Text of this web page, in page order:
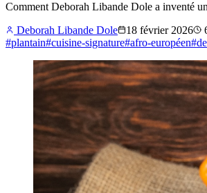
Comment Deborah Libande Dole a inventé
Deborah Libande Dole
18 février 2026
#plantain#cuisine-signature#afro-européen#